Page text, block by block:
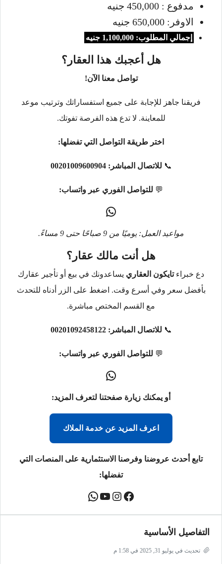
مدفوع : 450,000 جنيه
الاوفر: 650,000 جنيه
إجمالي المطلوب: 1,100,000 جنيه
هل أعجبك هذا العقار؟
تواصل معنا الآن!
فريقنا جاهز للإجابة على جميع استفساراتك وترتيب موعد
للمعاينة. لا تدع هذه الفرصة تفوتك.
اختر طريقة التواصل التي تفضلها:
📞 للاتصال المباشر: 00201009600904
💬 للتواصل الفوري عبر واتساب:
مواعيد العمل: يوميًا من 9 صباحًا حتى 9 مساءً.
هل أنت مالك عقار؟
دع خبراءتايكون العقاري يساعدونك في بيع أو تأجير عقارك
بأفضل سعر وفي أسرع وقت. اضغط على الزر أدناه للتحدث
مع القسم المختص مباشرة.
📞 للاتصال المباشر: 00201092458122
💬 للتواصل الفوري عبر واتساب:
أو يمكنك زيارة صفحتنا لتعرف المزيد:
اعرف المزيد عن خدمة الملاك
تابع أحدث عروضنا وفرصنا الاستثمارية على المنصات التي
تفضلها:
التفاصيل الأساسية
تحديث في يوليو 31, 2025 في 1:58 م